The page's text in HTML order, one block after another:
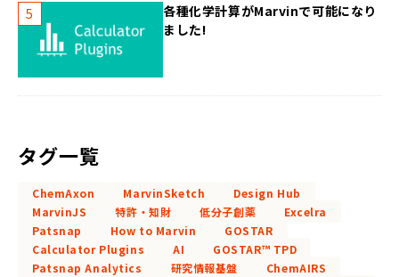
各種化学計算がMarvinで可能になり
ました!
タグ一覧
ChemAxon MarvinSketch
Design Hub
MarvinJS
特許・知財 低分子創薬
Excelra
Patsnap
How to Marvin
GOSTAR
Calculator Plugins
AI
GOSTAR™ TPD
Patsnap Analytics
研究情報基盤
ChemAIRS